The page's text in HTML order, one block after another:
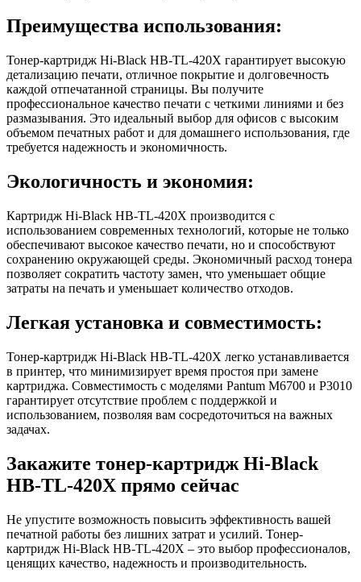
Преимущества использования:
Тонер-картридж Hi-Black HB-TL-420X гарантирует высокую
детализацию печати, отличное покрытие и долговечность
каждой отпечатанной страницы. Вы получите
профессиональное качество печати с четкими линиями и без
размазывания. Это идеальный выбор для офисов с высоким
объемом печатных работ и для домашнего использования, где
требуется надежность и экономичность.
Экологичность и экономия:
Картридж Hi-Black HB-TL-420X производится с
использованием современных технологий, которые не только
обеспечивают высокое качество печати, но и способствуют
сохранению окружающей среды. Экономичный расход тонера
позволяет сократить частоту замен, что уменьшает общие
затраты на печать и уменьшает количество отходов.
Легкая установка и совместимость:
Тонер-картридж Hi-Black HB-TL-420X легко устанавливается
в принтер, что минимизирует время простоя при замене
картриджа. Совместимость с моделями Pantum M6700 и P3010
гарантирует отсутствие проблем с поддержкой и
использованием, позволяя вам сосредоточиться на важных
задачах.
Закажите тонер-картридж Hi-Black
HB-TL-420X прямо сейчас
Не упустите возможность повысить эффективность вашей
печатной работы без лишних затрат и усилий. Тонер-
картридж Hi-Black HB-TL-420X – это выбор профессионалов,
ценящих качество, надежность и производительность.